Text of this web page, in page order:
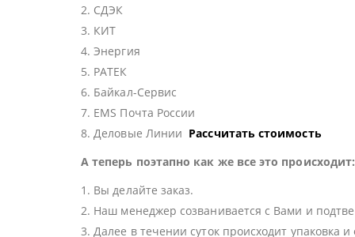
2. СДЭК
3. КИТ
4. Энергия
5. РАТЕК
6. Байкал-Сервис
7. EMS Почта России
8. Деловые Линии Рассчитать стоимость
А теперь поэтапно как же все это происходит:
1. Вы делайте заказ.
2. Наш менеджер созванивается с Вами и
3. Далее в течении суток происходит упаковка и